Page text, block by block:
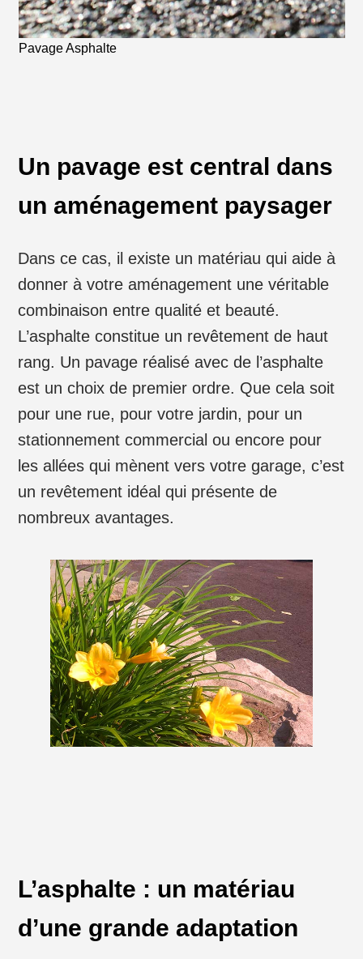
Pavage Asphalte
Un pavage est central dans
un aménagement paysager
Dans ce cas, il existe un matériau qui aide à
donner à votre aménagement une véritable
combinaison entre qualité et beauté.
L’asphalte constitue un revêtement de haut
rang. Un pavage réalisé avec de l’asphalte
est un choix de premier ordre. Que cela soit
pour une rue, pour votre jardin, pour un
stationnement commercial ou encore pour
les allées qui mènent vers votre garage, c’est
un revêtement idéal qui présente de
nombreux avantages.
L’asphalte : un matériau
d’une grande adaptation